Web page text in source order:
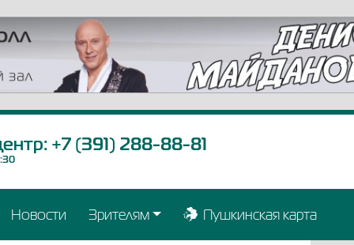
+7 (391) 288-88-81
Новости Зрителям Пушкинская карта